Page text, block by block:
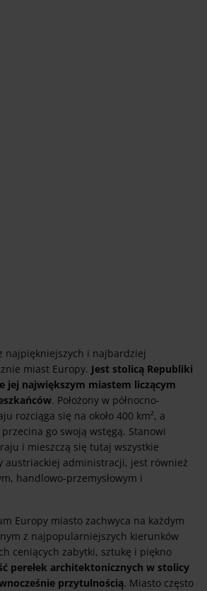
najpiękniejszych i najbardziej
miast Europy. Jest stolicą Republiki
jej największym miastem liczącym
. Położony w północno-
rozciąga się na około 400 km², a
go swoją wstęgą. Stanowi
i mieszczą się tutaj wszystkie
austriackiej administracji, jest również
handlowo-przemysłowym i
Europy miasto zachwyca na każdym
z najpopularniejszych kierunków
ceniących zabytki, sztukę i piękno
perełek architektonicznych w stolicy
przytulnością. Miasto często